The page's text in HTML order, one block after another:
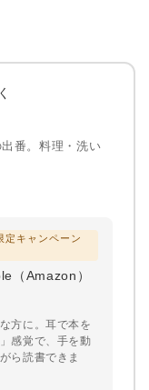
番。料理・洗い
定キャンペーン
（Amazon）
方に。耳で本を
」感覚で、手を動
ら読書できま